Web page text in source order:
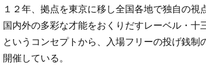
１２年、拠点を東京に移し全国各地で独自の視
国内外の多彩な才能をおくりだすレーベル・十
というコンセプトから、入場フリーの投げ銭
開催している。